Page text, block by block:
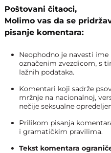
Poštovani čitaoci,
Molimo vas da se
pisanje komentara:
Neophodno je navesti
označenim zvezdicom, s
lažnih podataka.
Komentari koji sadrže
mržnje na nacionalnoj,
nečije seksualne
Prilikom pisanja
i gramatičkim pravilima.
Tekst komentara